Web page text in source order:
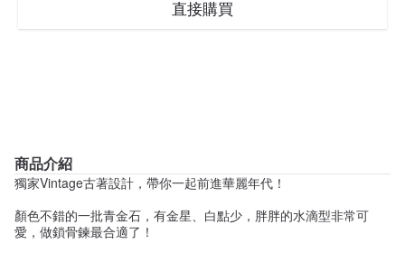
直接購買
商品介紹
獨家Vintage古著設計，帶你一起前進華麗年代！
顏色不錯的一批青金石，有金星、白點少，胖胖的水滴型非常可
愛，做鎖骨鍊最合適了！